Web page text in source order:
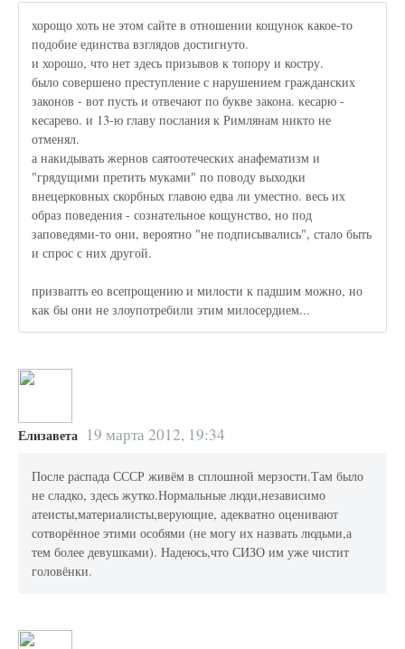
хорощо хоть не этом сайте в отношении кощунок какое-то
подобие единства взглядов достигнуто.
и хорошо, что нет здесь призывов к топору и костру.
было совершено преступление с нарушением гражданских
законов - вот пусть и отвечают по букве закона. кесарю -
кесарево. и 13-ю главу послания к Римлянам никто не
отменял.
а накидывать жернов саятоотеческих анафематизм и
"грядущими претить муками" по поводу выходки
внецерковных скорбных главою едва ли уместно. весь их
образ поведения - сознательное кощунство, но под
заповедями-то они, вероятно "не подписывались", стало быть
и спрос с них другой.
призвапть ео всепрощению и милости к падшим можно, но
как бы они не злоупотребили этим милосердием...
Елизавета 19 марта 2012, 19:34
После распада СССР живём в сплошной мерзости.Там было
не сладко, здесь жутко.Нормальные люди,независимо
атеисты,материалисты,верующие, адекватно оценивают
сотворённое этими особями (не могу их назвать людьми,а
тем более девушками). Надеюсь,что СИЗО им уже чистит
головёнки.